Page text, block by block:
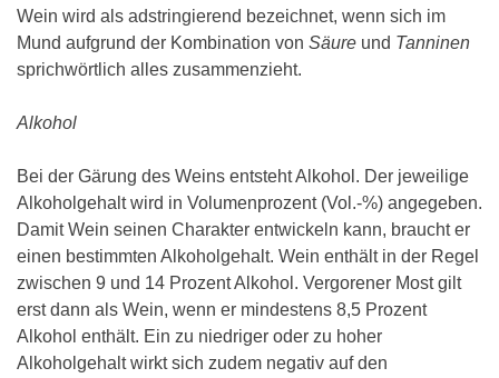
Wein wird als adstringierend bezeichnet, wenn sich im
Mund aufgrund der Kombination von Säure und Tanninen
sprichwörtlich alles zusammenzieht.
Alkohol
Bei der Gärung des Weins entsteht Alkohol. Der jeweilige
Alkoholgehalt wird in Volumenprozent (Vol.-%) angegeben.
Damit Wein seinen Charakter entwickeln kann, braucht er
einen bestimmten Alkoholgehalt. Wein enthält in der Regel
zwischen 9 und 14 Prozent Alkohol. Vergorener Most gilt
erst dann als Wein, wenn er mindestens 8,5 Prozent
Alkohol enthält. Ein zu niedriger oder zu hoher
Alkoholgehalt wirkt sich zudem negativ auf den